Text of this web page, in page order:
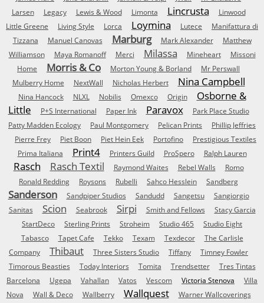
Larsen
Legacy Lewis & Wood Limonta Lincrusta
Linwood
Little Greene
Living Style Lorca Loymina Lutece
Manifattura di
Tizzana
Manuel Canovas Marburg Mark Alexander
Matthew
Williamson
Maya Romanoff Merci Milassa Mineheart
Missoni
Home
Morris & Co Morton Young & Borland
Mr Perswall
Mulberry Home
NextWall Nicholas Herbert Nina Campbell
Nina Hancock NLXL Nobilis Omexco Origin
Osborne &
Little
P+S International Paper Ink Paravox
Park Place Studio
Patty Madden Ecology
Paul Montgomery Pelican Prints
Phillip Jeffries
Pierre Frey
Piet Boon Piet Hein Eek Portofino
Prestigious Textiles
Prima Italiana
Print4 Printers Guild ProSpero Ralph Lauren
Rasch Rasch Textil Raymond Waites Rebel Walls
Romo
Ronald Redding
Roysons Rubelli Sahco Hesslein Sandberg
Sanderson Sandpiper Studios Sandudd Sangetsu
Sangiorgio
Sanitas
Scion Seabrook Sirpi Smith and Fellows
Stacy Garcia
StartDeco
Sterling Prints Stroheim Studio 465
Studio Eight
Tabasco
Tapet Cafe Tekko Texam Texdecor
The Carlisle
Company
Thibaut Three Sisters Studio Tiffany
Timney Fowler
Timorous Beasties
Today Interiors Tomita Trendsetter
Tres Tintas
Barcelona
Ugepa Vahallan Vatos Vescom Victoria Stenova
Villa
Nova
Wall & Deco Wallberry Wallquest
Warner Wallcoverings